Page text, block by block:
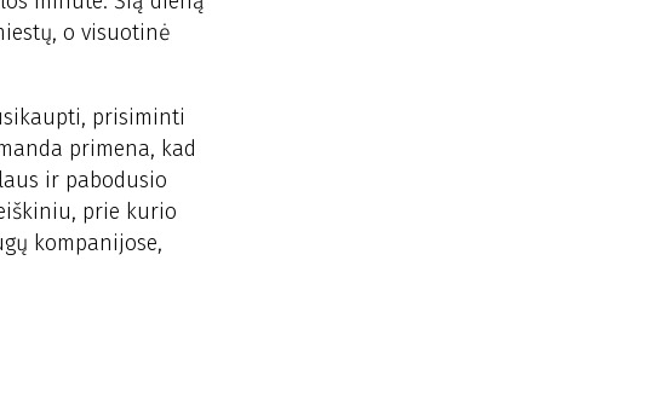
o visuotinė
prisiminti
primena, kad
ir pabodusio
prie kurio
kompanijose,